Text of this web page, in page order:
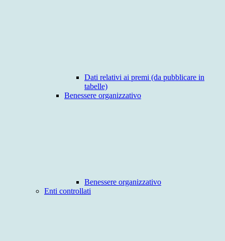
Dati relativi ai premi (da pubblicare in
tabelle)
Benessere organizzativo
Benessere organizzativo
Enti controllati